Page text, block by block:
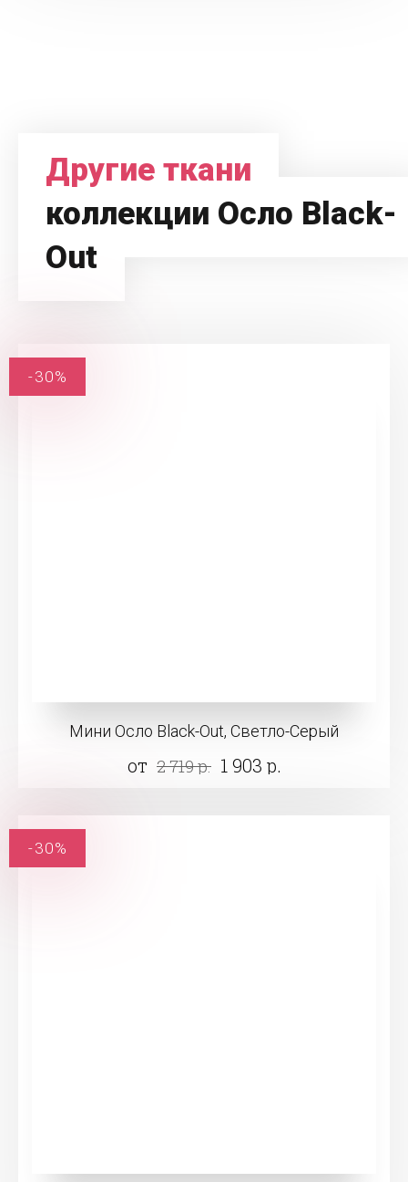
Другие ткани
коллекции Осло Black-
Out
Мини Осло Black-Out, Светло-Серый
от 2 719 р. 1 903 р.
-30%
-30%